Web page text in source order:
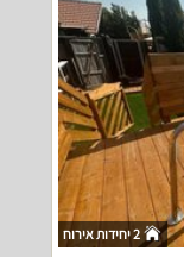
2 יחידות אירוח